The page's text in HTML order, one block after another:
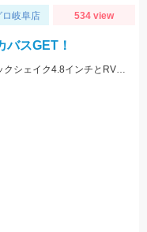
ロ岐阜店 534 view
バスGET！
ジャッカル、マーモさんのガイド釣行！フリックシェイク4.8インチとRVドリフトフライ3インチで釣れました！